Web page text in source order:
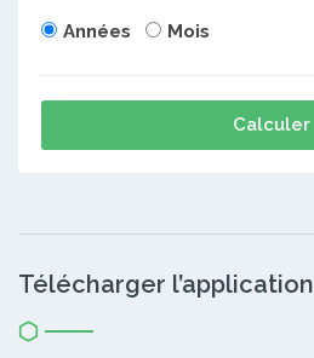
Années Mois
Calculer
Télécharger l’application